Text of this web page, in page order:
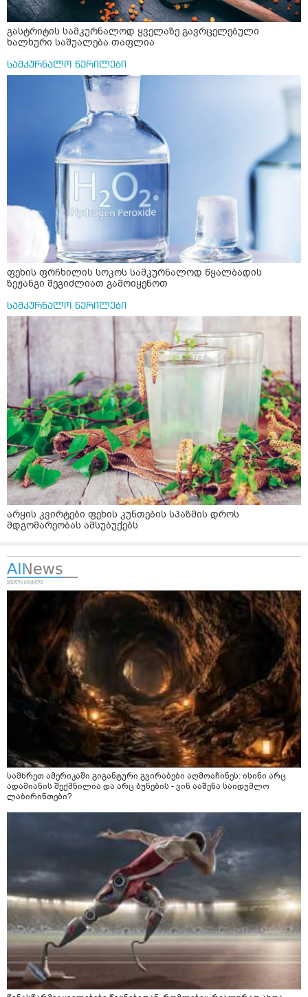
გასტრიტის სამკურნალოდ ყველაზე გავრცელებული
ხალხური საშუალება თაფლია
სამკურნალო წერილები
ფეხის ფრჩხილის სოკოს სამკურნალოდ წყალბადის
ზეჟანგი შეგიძლიათ გამოიყენოთ
სამკურნალო წერილები
არყის კვირტები ფეხის კუნთების სპაზმის დროს
მდგომარეობას ამსუბუქებს
სამხრეთ ამერიკაში გიგანტური გვირაბები აღმოაჩინეს: ისინი არც
ადამიანის შექმნილია და არც ბუნების - ვინ ააშენა საიდუმლო
ლაბირინთები?